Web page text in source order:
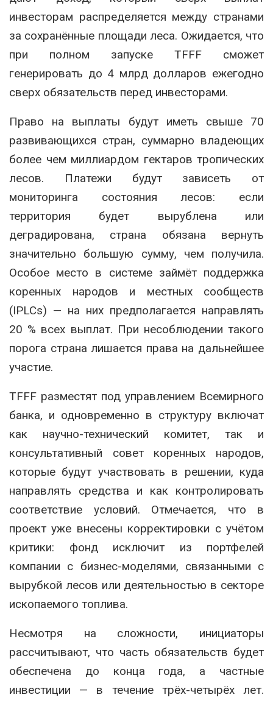
инвесторам распределяется между странами
за сохранённые площади леса. Ожидается, что
при полном запуске TFFF сможет
генерировать до 4 млрд долларов ежегодно
сверх обязательств перед инвесторами.
Право на выплаты будут иметь свыше 70
развивающихся стран, суммарно владеющих
более чем миллиардом гектаров тропических
лесов. Платежи будут зависеть от
мониторинга состояния лесов: если
территория будет вырублена или
деградирована, страна обязана вернуть
значительно большую сумму, чем получила.
Особое место в системе займёт поддержка
коренных народов и местных сообществ
(IPLCs) — на них предполагается направлять
20 % всех выплат. При несоблюдении такого
порога страна лишается права на дальнейшее
участие.
TFFF разместят под управлением Всемирного
банка, и одновременно в структуру включат
как научно-технический комитет, так и
консультативный совет коренных народов,
которые будут участвовать в решении, куда
направлять средства и как контролировать
соответствие условий. Отмечается, что в
проект уже внесены корректировки с учётом
критики: фонд исключит из портфелей
компании с бизнес-моделями, связанными с
вырубкой лесов или деятельностью в секторе
ископаемого топлива.
Несмотря на сложности, инициаторы
рассчитывают, что часть обязательств будет
обеспечена до конца года, а частные
инвестиции — в течение трёх-четырёх лет.